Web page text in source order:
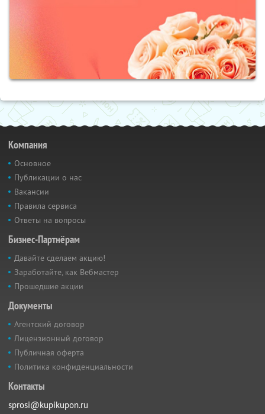
Компания
Основное
Публикации о нас
Вакансии
Правила сервиса
Ответы на вопросы
Бизнес-Партнёрам
Давайте сделаем акцию!
Заработайте, как Вебмастер
Прошедшие акции
Документы
Агентский договор
Лицензионный договор
Публичная оферта
Политика конфиденциальности
Контакты
sprosi@kupikupon.ru